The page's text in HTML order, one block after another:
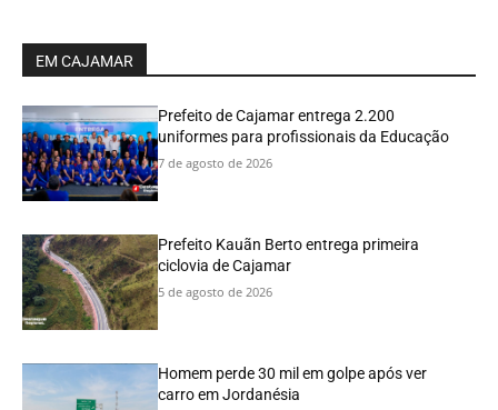
EM CAJAMAR
Prefeito de Cajamar entrega 2.200
uniformes para profissionais da Educação
7 de agosto de 2026
Prefeito Kauãn Berto entrega primeira
ciclovia de Cajamar
5 de agosto de 2026
Homem perde 30 mil em golpe após ver
carro em Jordanésia